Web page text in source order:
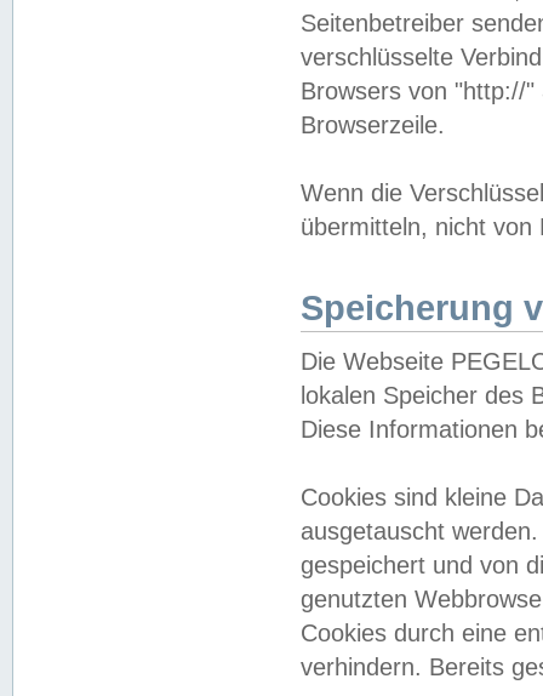
Seitenbetreiber
verschlüsselte
Browsers von "http://
Browserzeile.
Wenn die
übermitteln, nicht von
Speicherung
Die Webseite
lokalen Speicher des
Diese Informationen
Cookies sind kleine
ausgetauscht
gespeichert und von
genutzten
Cookies durch eine
verhindern. Bereits